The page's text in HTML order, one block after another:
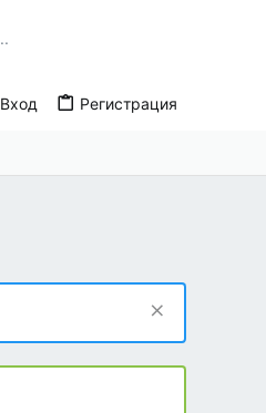
Вход Регистрация